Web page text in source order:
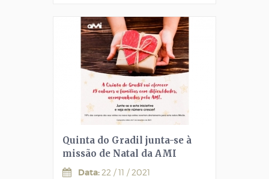
Quinta do Gradil junta-se à
missão de Natal da AMI
Data:22 / 11 / 2021